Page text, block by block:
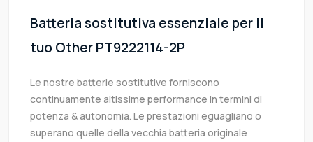
Batteria sostitutiva essenziale per il
tuo Other PT9222114-2P
Le nostre batterie sostitutive forniscono
continuamente altissime performance in termini di
potenza & autonomia. Le prestazioni eguagliano o
superano quelle della vecchia batteria originale